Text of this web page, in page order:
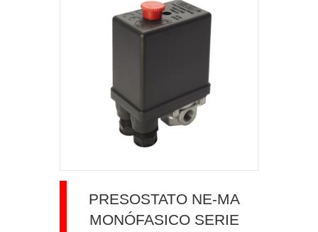
PRESOSTATO NE-MA
MONÓFASICO SERIE